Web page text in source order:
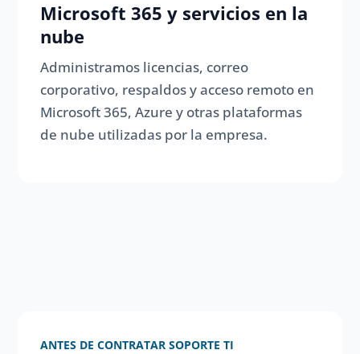
Microsoft 365 y servicios en la
nube
Administramos licencias, correo
corporativo, respaldos y acceso remoto en
Microsoft 365, Azure y otras plataformas
de nube utilizadas por la empresa.
ANTES DE CONTRATAR SOPORTE TI